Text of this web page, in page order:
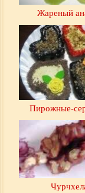
Жареный
Пирожные-